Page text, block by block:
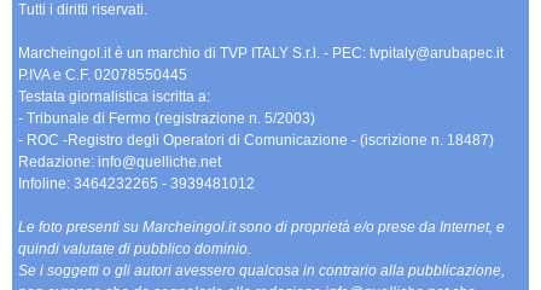
Tutti i diritti riservati.
Marcheingol.it è un marchio di TVP ITALY S.r.l. - PEC: tvpitaly@arubapec.it
P.IVA e C.F. 02078550445
Testata giornalistica iscritta a:
- Tribunale di Fermo (registrazione n. 5/2003)
- ROC -Registro degli Operatori di Comunicazione - (iscrizione n. 18487)
Redazione: info@quelliche.net
Infoline: 3464232265 - 3939481012
Le foto presenti su Marcheingol.it sono di proprietà e/o prese da Internet, e
quindi valutate di pubblico dominio.
Se i soggetti o gli autori avessero qualcosa in contrario alla pubblicazione,